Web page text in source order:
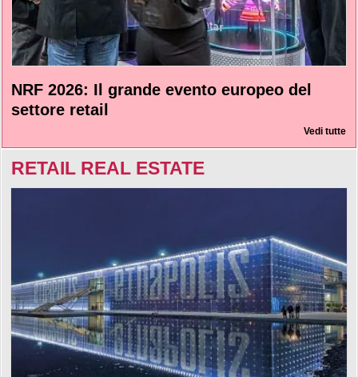
NRF 2026: Il grande evento europeo del
settore retail
Vedi tutte
RETAIL REAL ESTATE